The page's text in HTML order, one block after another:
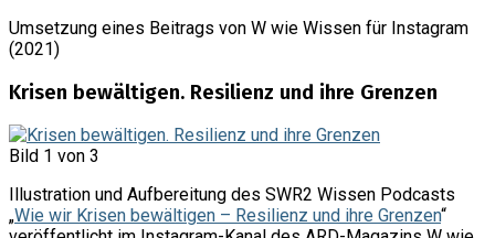
Umsetzung eines Beitrags von W wie Wissen für Instagram
(2021)
Krisen bewältigen. Resilienz und ihre Grenzen
Bild 1 von 3
Illustration und Aufbereitung des SWR2 Wissen Podcasts
„Wie wir Krisen bewältigen – Resilienz und ihre Grenzen“